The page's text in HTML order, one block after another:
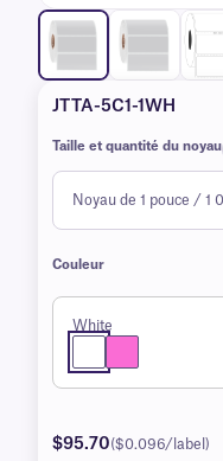
JTTA-5C1-1WH
Taille et quantité du noyau
Couleur
White
$95.70($0.096/label)